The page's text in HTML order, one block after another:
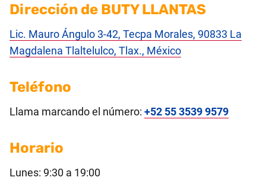
Dirección de BUTY LLANTAS
Lic. Mauro Ángulo 3-42, Tecpa Morales, 90833 La
Magdalena Tlaltelulco, Tlax., México
Teléfono
Llama marcando el número: +52 55 3539 9579
Horario
Lunes: 9:30 a 19:00